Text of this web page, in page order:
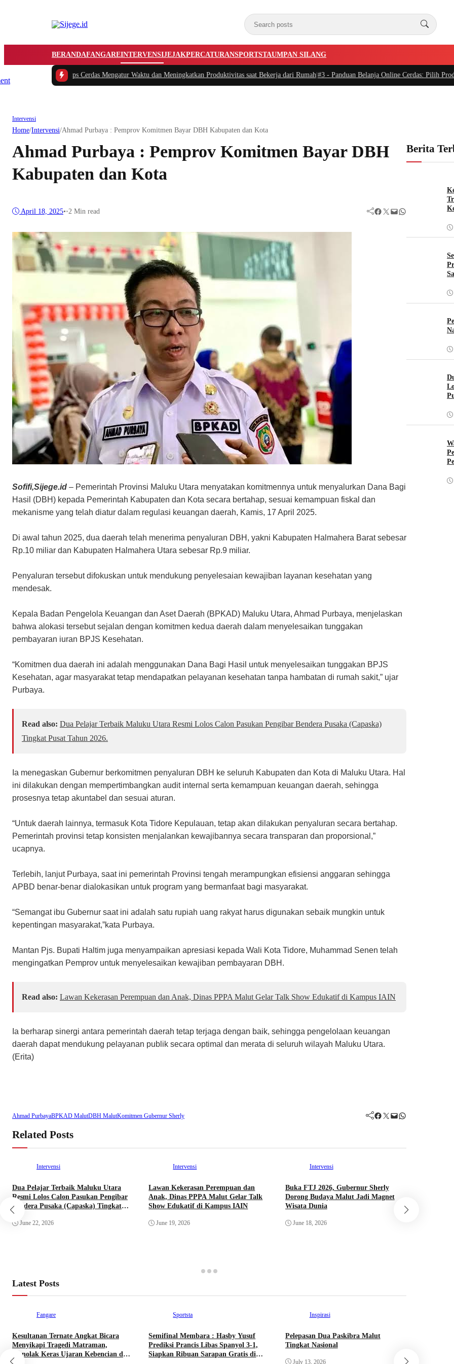
BERANDAFANGAREINTERVENSIJEJAKPERCATURANSPORTSTAUMPAN SILANG
Tips Cerdas Mengatur Waktu dan Meningkatkan Produktivitas saat Bekerja dari Rumah|#3 -Panduan Belanja Online Cerdas: Pilih Produk dengan
Intervensi
Home/Intervensi/Ahmad Purbaya : Pemprov Komitmen Bayar DBH Kabupaten dan Kota
Ahmad Purbaya : Pemprov Komitmen Bayar DBH
Kabupaten dan Kota
April 18, 2025••2 Min read Facebook Twitter Mail WhatsApp
Sofifi,Sijege.id – Pemerintah Provinsi Maluku Utara menyatakan komitmennya untuk menyalurkan Dana Bagi
Hasil (DBH) kepada Pemerintah Kabupaten dan Kota secara bertahap, sesuai kemampuan fiskal dan
mekanisme yang telah diatur dalam regulasi keuangan daerah, Kamis, 17 April 2025.
Di awal tahun 2025, dua daerah telah menerima penyaluran DBH, yakni Kabupaten Halmahera Barat sebesar
Rp.10 miliar dan Kabupaten Halmahera Utara sebesar Rp.9 miliar.
Penyaluran tersebut difokuskan untuk mendukung penyelesaian kewajiban layanan kesehatan yang
mendesak.
Kepala Badan Pengelola Keuangan dan Aset Daerah (BPKAD) Maluku Utara, Ahmad Purbaya, menjelaskan
bahwa alokasi tersebut sejalan dengan komitmen kedua daerah dalam menyelesaikan tunggakan
pembayaran iuran BPJS Kesehatan.
“Komitmen dua daerah ini adalah menggunakan Dana Bagi Hasil untuk menyelesaikan tunggakan BPJS
Kesehatan, agar masyarakat tetap mendapatkan pelayanan kesehatan tanpa hambatan di rumah sakit,” ujar
Purbaya.
Read also: Dua Pelajar Terbaik Maluku Utara Resmi Lolos Calon Pasukan Pengibar Bendera Pusaka (Capaska)
Tingkat Pusat Tahun 2026.
Ia menegaskan Gubernur berkomitmen penyaluran DBH ke seluruh Kabupaten dan Kota di Maluku Utara. Hal
ini dilakukan dengan mempertimbangkan audit internal serta kemampuan keuangan daerah, sehingga
prosesnya tetap akuntabel dan sesuai aturan.
“Untuk daerah lainnya, termasuk Kota Tidore Kepulauan, tetap akan dilakukan penyaluran secara bertahap.
Pemerintah provinsi tetap konsisten menjalankan kewajibannya secara transparan dan proporsional,”
ucapnya.
Terlebih, lanjut Purbaya, saat ini pemerintah Provinsi tengah merampungkan efisiensi anggaran sehingga
APBD benar-benar dialokasikan untuk program yang bermanfaat bagi masyarakat.
“Semangat ibu Gubernur saat ini adalah satu rupiah uang rakyat harus digunakan sebaik mungkin untuk
kepentingan masyarakat,”kata Purbaya.
Mantan Pjs. Bupati Haltim juga menyampaikan apresiasi kepada Wali Kota Tidore, Muhammad Senen telah
mengingatkan Pemprov untuk menyelesaikan kewajiban pembayaran DBH.
Read also: Lawan Kekerasan Perempuan dan Anak, Dinas PPPA Malut Gelar Talk Show Edukatif di Kampus IAIN
Ia berharap sinergi antara pemerintah daerah tetap terjaga dengan baik, sehingga pengelolaan keuangan
daerah dapat mendukung pelayanan publik secara optimal dan merata di seluruh wilayah Maluku Utara.
(Erita)
Ahmad PurbayaBPKAD MalutDBH MalutKomitmen Gubernur Sherly Facebook Twitter Mail WhatsApp
Related Posts
Intervensi
Dua Pelajar Terbaik Maluku Utara
Resmi Lolos Calon Pasukan Pengibar
Bendera Pusaka (Capaska) Tingkat
Pusat Tahun 2026.
June 22, 2026
Intervensi
Lawan Kekerasan Perempuan dan
Anak, Dinas PPPA Malut Gelar Talk
Show Edukatif di Kampus IAIN
June 19, 2026
Intervensi
Buka FTJ 2026, Gubernur Sherly
Dorong Budaya Malut Jadi Magnet
Wisata Dunia
June 18, 2026
Latest Posts
Fangare
Kesultanan Ternate Angkat Bicara
Menyikapi Tragedi Matraman,
Menolak Keras Ujaran Kebencian dan
Sportsta
Semifinal Membara : Hasby Yusuf
Prediksi Prancis Libas Spanyol 3-1,
Siapkan Ribuan Sarapan Gratis di
Inspirasi
Pelepasan Dua Paskibra Malut
Tingkat Nasional
July 13, 2026
Berita